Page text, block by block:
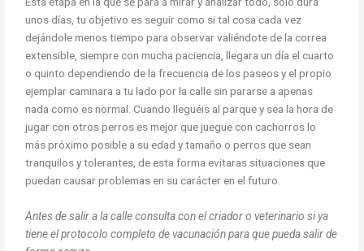
unos días, tu objetivo es seguir como si tal cosa cada vez
dejándole menos tiempo para observar valiéndote de la correa
extensible, siempre con mucha paciencia, llegara un día el cuarto
o quinto dependiendo de la frecuencia de los paseos y el propio
ejemplar caminara a tu lado por la calle sin pararse a apenas
nada como es normal. Cuando lleguéis al parque y sea la hora de
jugar con otros perros es mejor que juegue con cachorros lo
más próximo posible a su edad y tamaño o perros que sean
tranquilos y tolerantes, de esta forma evitaras situaciones que
puedan causar problemas en su carácter en el futuro.
Antes de salir a la calle consulta con el criador o veterinario si ya
tiene el protocolo completo de vacunación para que pueda salir de